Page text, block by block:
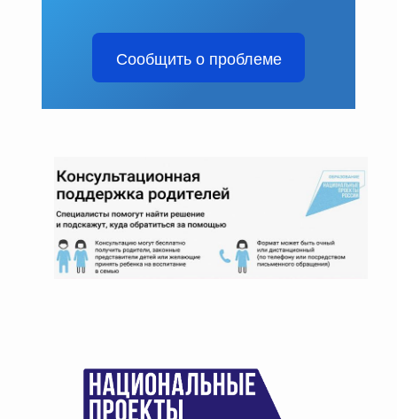
Сообщить о проблеме